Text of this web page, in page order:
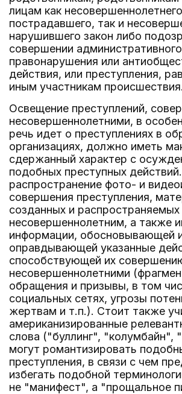
лицам как несовершеннолетнего
пострадавшего, так и
нарушившего закон либо
совершении административного
правонарушения или
действия, или преступления,
иным участникам происшествия.
Освещение преступлений,
несовершеннолетними, в
речь идет о преступлениях в
организациях, должно иметь
сдержанный характер с
подобных преступных
распространение фото- и
совершения преступления,
созданных и распространяемых
несовершеннолетним, а также
информации, обосновывающей
оправдывающей указанные
способствующей их
несовершеннолетними
обращения и призывы, в том
социальных сетях, угрозы
жертвам и т.п.). Стоит также
американизированные
слова ("буллинг", "колумбайн",
могут романтизировать
преступления, в связи с чем
избегать подобной
не "манифест", а "прощальное